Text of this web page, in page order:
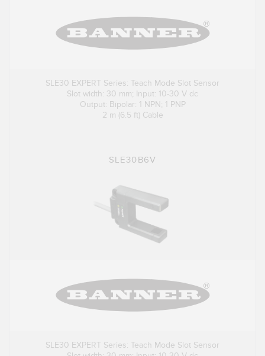
SLE30 EXPERT Series: Teach Mode Slot Sensor
Slot width: 30 mm; Input: 10-30 V dc
Output: Bipolar: 1 NPN; 1 PNP
2 m (6.5 ft) Cable
SLE30B6V
SLE30 EXPERT Series: Teach Mode Slot Sensor